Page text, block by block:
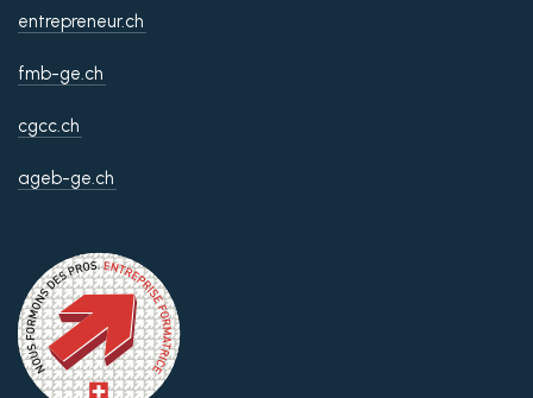
entrepreneur.ch
fmb-ge.ch
cgcc.ch
ageb-ge.ch